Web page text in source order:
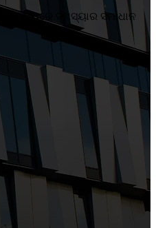
ମଧ୍ୟରେ ସମସ୍ୟାର ସମାଧାନ